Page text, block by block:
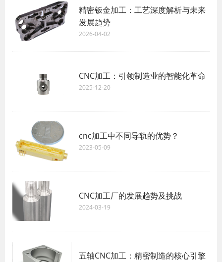
精密钣金加工：工艺深度解析与未来
发展趋势
2026-04-02
CNC加工：引领制造业的智能化革命
2025-12-20
cnc加工中不同导轨的优势？ ​
2023-05-09
CNC加工厂的发展趋势及挑战
2024-03-19
五轴CNC加工：精密制造的核心引擎